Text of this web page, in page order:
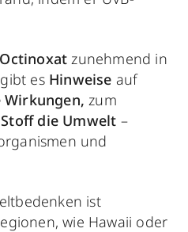
Octinoxat zunehmend in
es Hinweise auf
Wirkungen,zum
die Umwelt –
und
ist
wie Hawaii oder